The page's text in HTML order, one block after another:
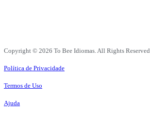
Copyright © 2026 To Bee Idiomas. All Rights Reserved
Política de Privacidade
Termos de Uso
Ajuda